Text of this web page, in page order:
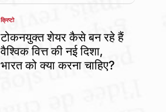
POSTED
IN
क्रिप्टो
टोकनयुक्त शेयर कैसे बन रहे हैं
वैश्विक वित्त की नई दिशा,
भारत को क्या करना चाहिए?